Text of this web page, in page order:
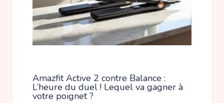
Amazfit Active 2 contre Balance :
L’heure du duel ! Lequel va gagner à
votre poignet ?